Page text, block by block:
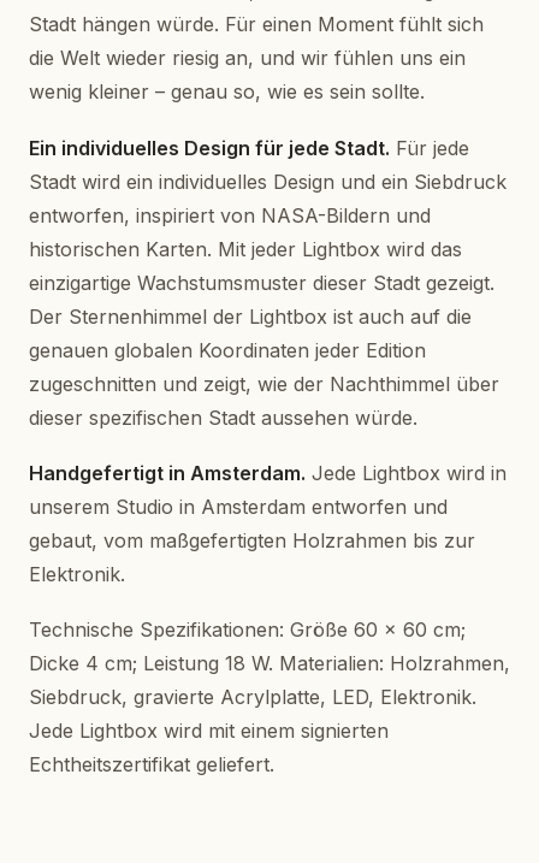
Stadt hängen würde. Für einen Moment fühlt sich
die Welt wieder riesig an, und wir fühlen uns ein
wenig kleiner – genau so, wie es sein sollte.
Ein individuelles Design für jede Stadt. Für jede
Stadt wird ein individuelles Design und ein Siebdruck
entworfen, inspiriert von NASA-Bildern und
historischen Karten. Mit jeder Lightbox wird das
einzigartige Wachstumsmuster dieser Stadt gezeigt.
Der Sternenhimmel der Lightbox ist auch auf die
genauen globalen Koordinaten jeder Edition
zugeschnitten und zeigt, wie der Nachthimmel über
dieser spezifischen Stadt aussehen würde.
Handgefertigt in Amsterdam. Jede Lightbox wird in
unserem Studio in Amsterdam entworfen und
gebaut, vom maßgefertigten Holzrahmen bis zur
Elektronik.
Technische Spezifikationen: Größe 60 x 60 cm;
Dicke 4 cm; Leistung 18 W. Materialien: Holzrahmen,
Siebdruck, gravierte Acrylplatte, LED, Elektronik.
Jede Lightbox wird mit einem signierten
Echtheitszertifikat geliefert.